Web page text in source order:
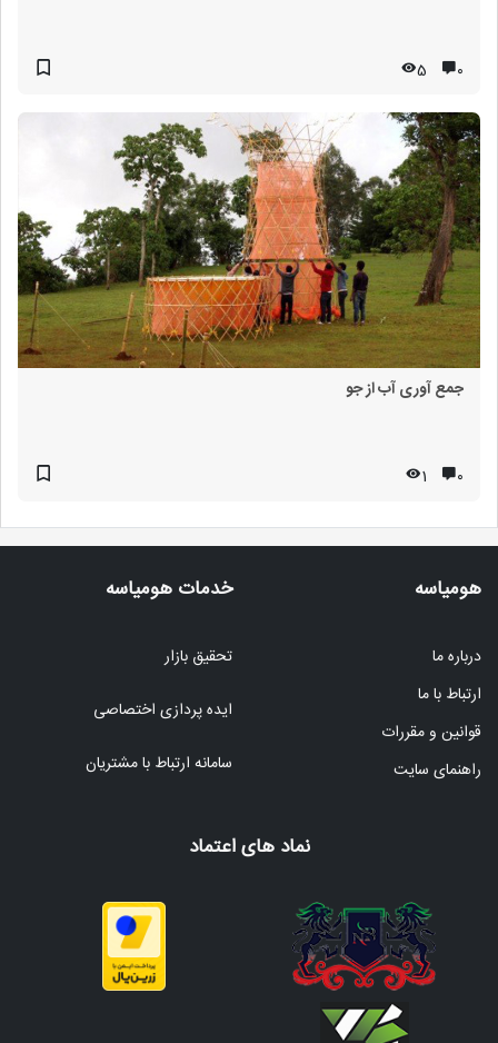
۰ 5
جمع آوری آب از جو
۰ 1
هومیاسه
درباره ما
ارتباط با ما
قوانین و مقررات
راهنمای سایت
خدمات هومیاسه
تحقیق بازار
ایده پردازی اختصاصی
سامانه ارتباط با مشتریان
نماد های اعتماد